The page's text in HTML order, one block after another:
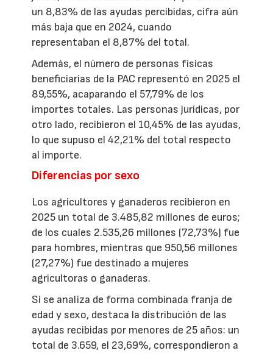
un 8,83% de las ayudas percibidas, cifra aún
más baja que en 2024, cuando
representaban el 8,87% del total.
Además, el número de personas físicas
beneficiarias de la PAC representó en 2025 el
89,55%, acaparando el 57,79% de los
importes totales. Las personas jurídicas, por
otro lado, recibieron el 10,45% de las ayudas,
lo que supuso el 42,21% del total respecto
al importe.
Diferencias por sexo
Los agricultores y ganaderos recibieron en
2025 un total de 3.485,82 millones de euros;
de los cuales 2.535,26 millones (72,73%) fue
para hombres, mientras que 950,56 millones
(27,27%) fue destinado a mujeres
agricultoras o ganaderas.
Si se analiza de forma combinada franja de
edad y sexo, destaca la distribución de las
ayudas recibidas por menores de 25 años: un
total de 3.659, el 23,69%, correspondieron a